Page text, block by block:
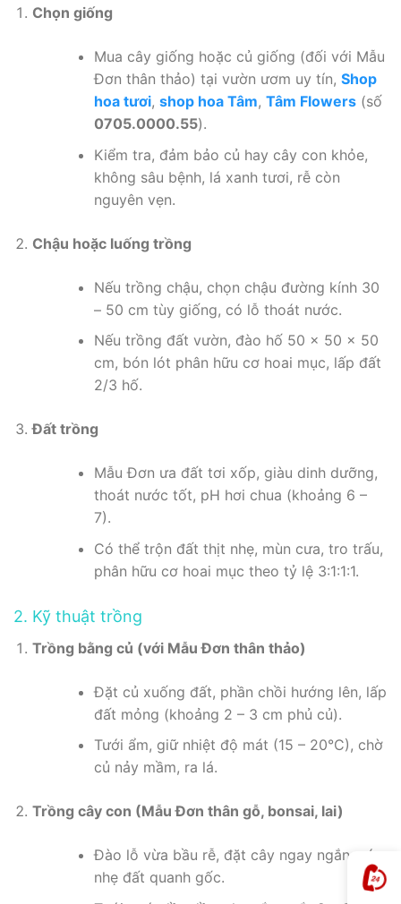
Chọn giống
Mua cây giống hoặc củ giống (đối với Mẫu
Đơn thân thảo) tại vườn ươm uy tín, Shop
hoa tươi, shop hoa Tâm, Tâm Flowers(số
0705.0000.55).
Kiểm tra, đảm bảo củ hay cây con khỏe,
không sâu bệnh, lá xanh tươi, rễ còn
nguyên vẹn.
Chậu hoặc luống trồng
Nếu trồng chậu, chọn chậu đường kính 30
– 50 cm tùy giống, có lỗ thoát nước.
Nếu trồng đất vườn, đào hố 50 x 50 x 50
cm, bón lót phân hữu cơ hoai mục, lấp đất
2/3 hố.
Đất trồng
Mẫu Đơn ưa đất tơi xốp, giàu dinh dưỡng,
thoát nước tốt, pH hơi chua (khoảng 6 –
7).
Có thể trộn đất thịt nhẹ, mùn cưa, tro trấu,
phân hữu cơ hoai mục theo tỷ lệ 3:1:1:1.
2. Kỹ thuật trồng
Trồng bằng củ (với Mẫu Đơn thân thảo)
Đặt củ xuống đất, phần chồi hướng lên, lấp
đất mỏng (khoảng 2 – 3 cm phủ củ).
Tưới ẩm, giữ nhiệt độ mát (15 – 20°C), chờ
củ nảy mầm, ra lá.
Trồng cây con (Mẫu Đơn thân gỗ, bonsai, lai)
Đào lỗ vừa bầu rễ, đặt cây ngay ngắn, nén
nhẹ đất quanh gốc.